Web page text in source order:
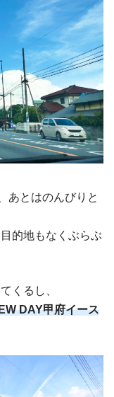
あとはのんびりと
的地もなくぶらぶ
くるし、
DAY甲府イース